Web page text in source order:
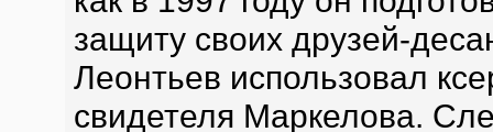
защиту своих друзей-
Леонтьев использовал
свидетеля Маркелова.